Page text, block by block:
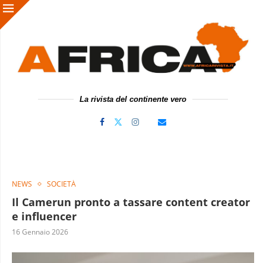
La rivista del continente vero
NEWS SOCIETÀ
Il Camerun pronto a tassare content creator
e influencer
16 Gennaio 2026